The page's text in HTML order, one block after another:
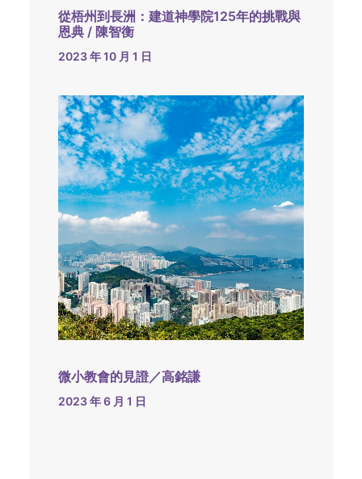
從梧州到長洲：建道神學院125年的挑戰與
恩典 / 陳智衡
2023 年 10 月 1 日
微小教會的見證／高銘謙
2023 年 6 月 1 日